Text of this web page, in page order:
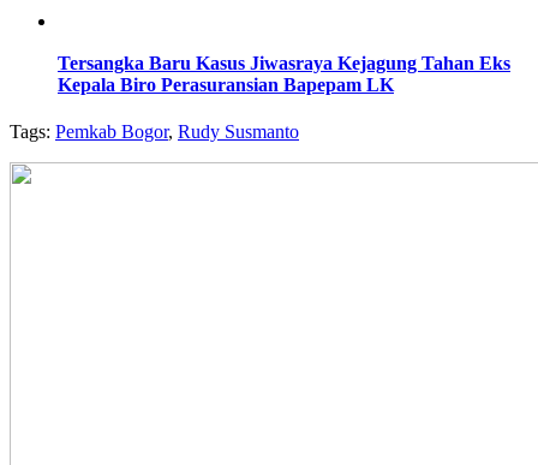
Tersangka Baru Kasus Jiwasraya Kejagung Tahan Eks
Kepala Biro Perasuransian Bapepam LK
Tags: Pemkab Bogor, Rudy Susmanto